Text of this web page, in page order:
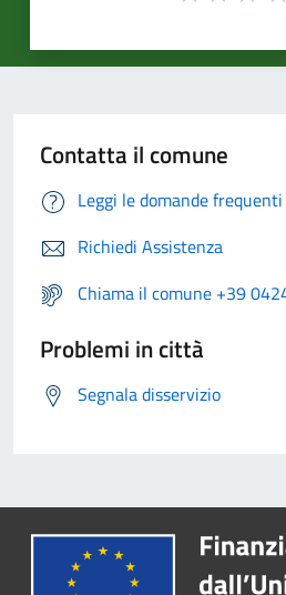
Contatta il comune
Leggi le domande frequenti
Richiedi Assistenza
Chiama il comune +39
Problemi in città
Segnala disservizio